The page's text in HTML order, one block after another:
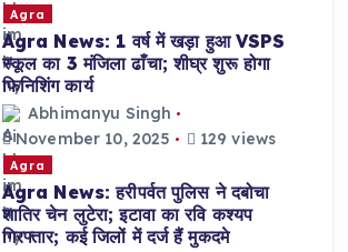
Agra
Agra News: 1 वर्ष में खड़ा हुआ VSPS
स्कूल का 3 मंजिला ढाँचा; शीघ्र शुरू होगा
फिनिशिंग कार्य
Abhimanyu Singh
November 10, 2025
129 views
Agra
Agra News: हरीपर्वत पुलिस ने दबोचा
शातिर चेन लुटेरा; इटावा का रवि कश्यप
गिरफ्तार; कई जिलों में दर्ज हैं मुकदमे